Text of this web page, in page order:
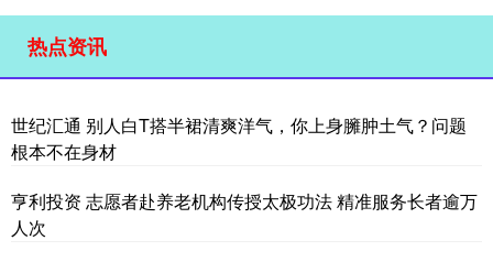
热点资讯
世纪汇通 别人白T搭半裙清爽洋气，你上身臃肿土气？问题
根本不在身材
亨利投资 志愿者赴养老机构传授太极功法 精准服务长者逾万
人次